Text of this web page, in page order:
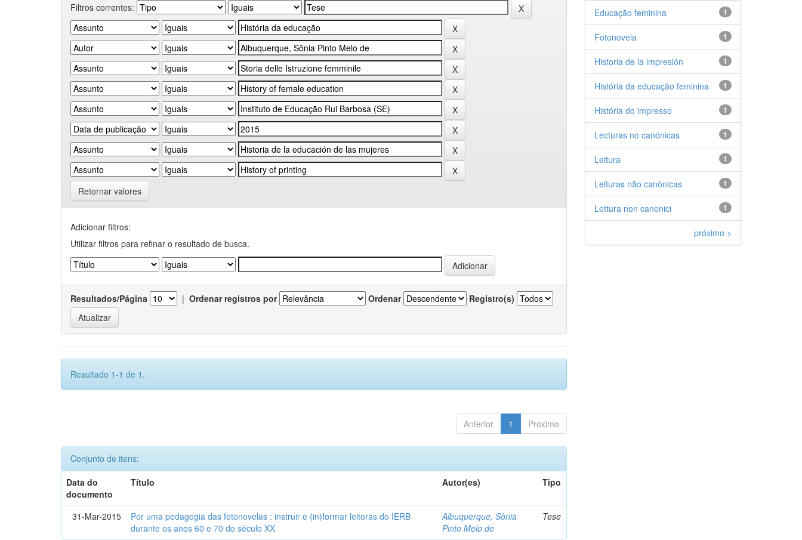
Filtros correntes:
Retornar valores
Adicionar filtros:
Utilizar filtros para refinar o resultado de busca.
Resultados/Página | Ordenar registros por Ordenar Registro(s)
Resultado 1-1 de 1.
Anterior 1 Próximo
Conjunto de itens:
Data do
documento
Título Autor(es) Tipo
31-Mar-2015
Por uma pedagogia das fotonovelas : instruir e (in)formar leitoras do IERB
durante os anos 60 e 70 do século XX
Albuquerque, Sônia
Pinto Melo de
Tese
1
Educação feminina
1
Fotonovela
1
Historia de la impresión
1
História da educação feminina
1
História do impresso
1
Lecturas no canónicas
1
Leitura
1
Leituras não canônicas
1
Lettura non canonici
próximo >